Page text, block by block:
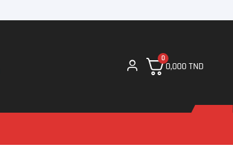
0
0,000TND